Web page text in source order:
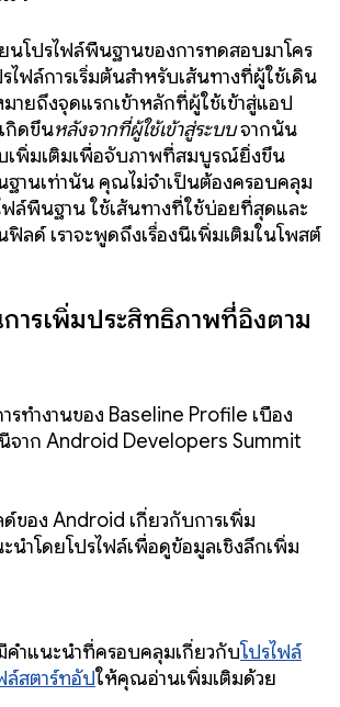
นโปรไฟล์พื้นฐานของการทดสอบมาโคร
ไฟล์การเริ่มต้นสำหรับเส้นทางที่ผู้ใช้เดิน
ายถึงจุดแรกเข้าหลักที่ผู้ใช้เข้าสู่แอป
กิดขึ้นหลังจากที่ผู้ใช้เข้าสู่ระบบจากนั้น
พิ่มเติมเพื่อจับภาพที่สมบูรณ์ยิ่งขึ้น
ฐานเท่านั้น คุณไม่จำเป็นต้องครอบคลุม
ฟล์พื้นฐาน ใช้เส้นทางที่ใช้บ่อยที่สุดและ
ลด์ เราจะพูดถึงเรื่องนี้เพิ่มเติมในโพสต์
การเพิ่มประสิทธิภาพที่อิงตาม
รทำงานของ Baseline Profile เบื้อง
จาก Android Developers Summit
ของ Android เกี่ยวกับการเพิ่ม
นำโดยโปรไฟล์เพื่อดูข้อมูลเชิงลึกเพิ่ม
คำแนะนำที่ครอบคลุมเกี่ยวกับโปรไฟล์
ล์สตาร์ทอัปให้คุณอ่านเพิ่มเติมด้วย